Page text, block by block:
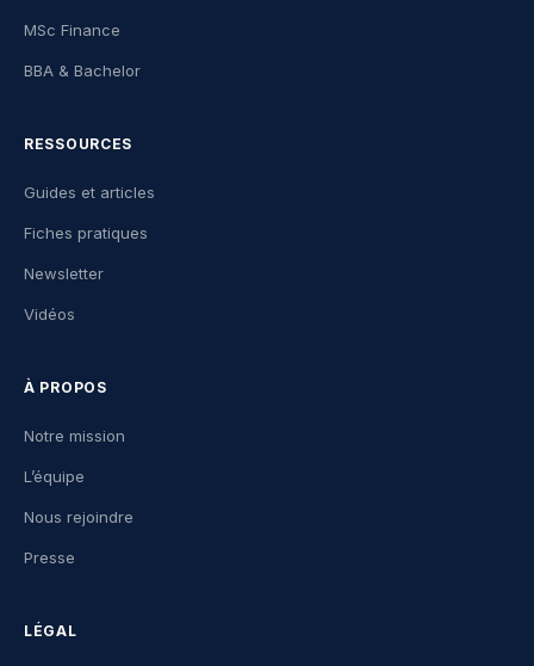
MSc Finance
BBA & Bachelor
RESSOURCES
Guides et articles
Fiches pratiques
Newsletter
Vidéos
À PROPOS
Notre mission
L’équipe
Nous rejoindre
Presse
LÉGAL